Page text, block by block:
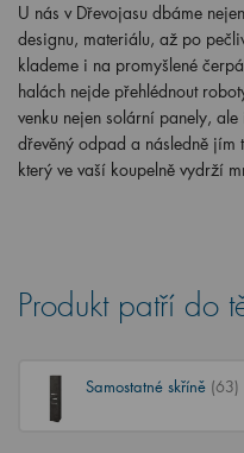
U nás v Dřevojasu dbáme
designu, materiálu, až po
klademe i na promyšlené
halách nejde přehlédnout
venku nejen solární panely,
dřevěný odpad a následně jím
který ve vaší koupelně vydrží
Produkt patří do
Samostatné skříně (63)